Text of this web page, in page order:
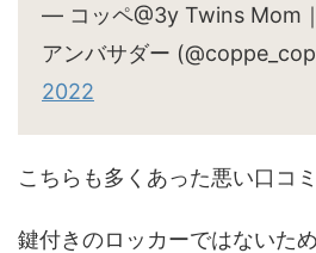
— コッペ@3y Twins Mom
アンバサダー
2022
こちらも多くあった悪い口コミ
鍵付きのロッカーではないた